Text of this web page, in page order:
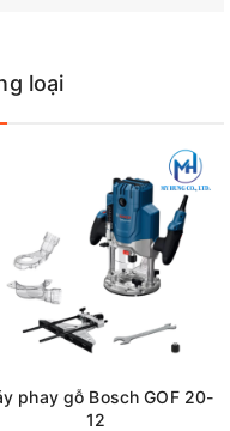
m (8.2 ft)
Hãng Tại Biên Hòa -
Hòa, Đồng Nai
loại
phay gỗ Bosch GOF 20-
12